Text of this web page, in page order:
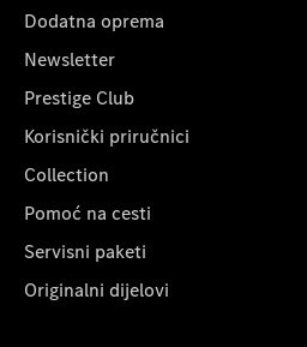
Dodatna oprema
Newsletter
Prestige Club
Korisnički priručnici
Collection
Pomoć na cesti
Servisni paketi
Originalni dijelovi